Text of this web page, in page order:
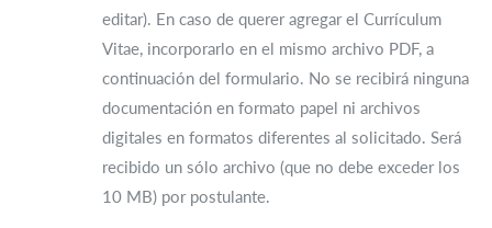
editar). En caso de querer agregar el Currículum
Vitae, incorporarlo en el mismo archivo PDF, a
continuación del formulario. No se recibirá ninguna
documentación en formato papel ni archivos
digitales en formatos diferentes al solicitado. Será
recibido un sólo archivo (que no debe exceder los
10 MB) por postulante.